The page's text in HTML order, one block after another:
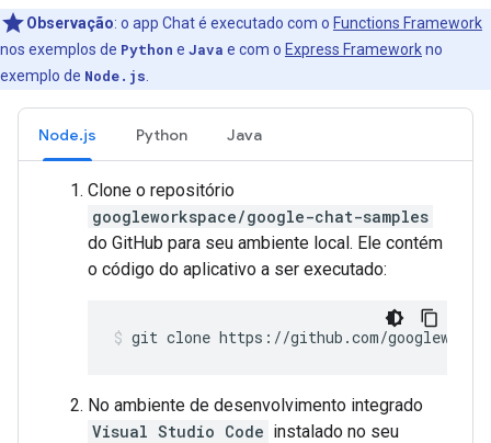
Observação: o app Chat é executado com o Functions Framework
nos exemplos de Python e Java e com o Express Frameworkno
exemplo de Node.js
Node.js Python Java
Clone o repositório
googleworkspace/google-chat-samples
do GitHub para seu ambiente local. Ele contém
o código do aplicativo a ser executado:
git clone https://github.com/
No ambiente de desenvolvimento integrado
Visual Studio Code instalado no seu